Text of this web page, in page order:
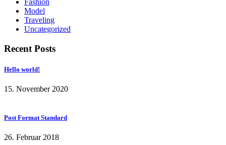
Model
Traveling
Uncategorized
Recent Posts
Hello world!
15. November 2020
Post Format Standard
26. Februar 2018